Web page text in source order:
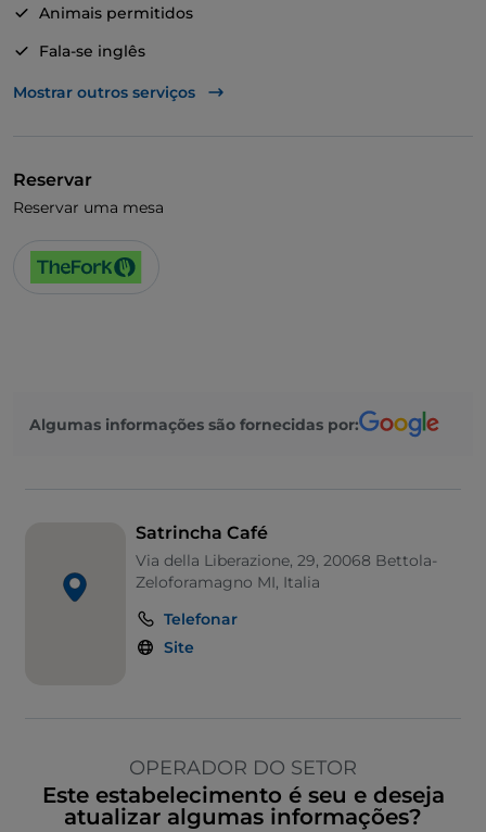
Animais permitidos
Fala-se inglês
Wi-Fi
Mostrar outros serviços
Reservar
Reservar uma mesa
Algumas informações são fornecidas por:
Satrincha Café
Via della Liberazione, 29, 20068 Bettola-
Zeloforamagno MI, Italia
Telefonar
Site
OPERADOR DO SETOR
Este estabelecimento é seu e deseja
atualizar algumas informações?